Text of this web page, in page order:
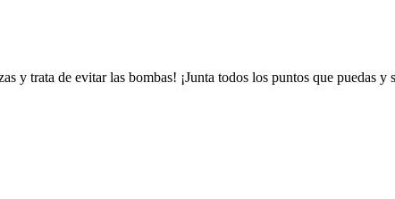
y trata de evitar las bombas! ¡Junta todos los puntos que puedas